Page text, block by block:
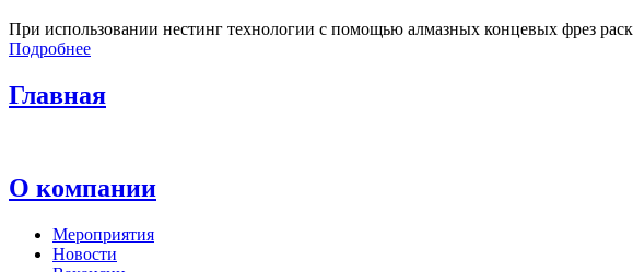
При использовании нестинг технологии с помощью алмазных концевых фрез
Подробнее
Главная
О компании
Мероприятия
Новости